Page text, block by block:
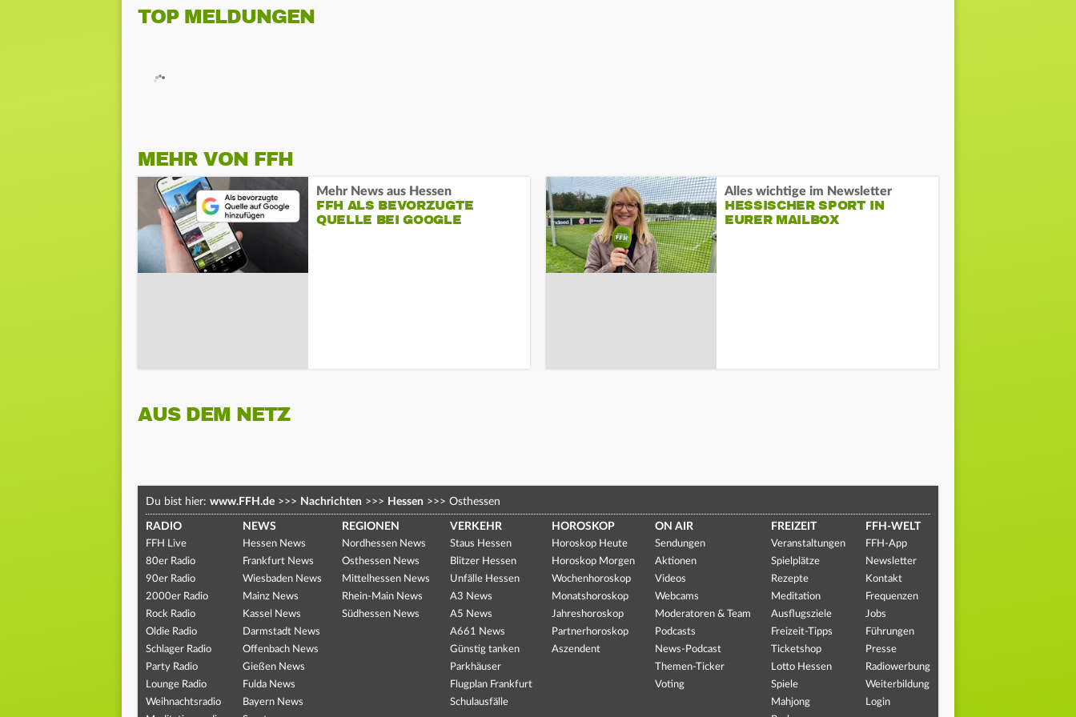
TOP MELDUNGEN
MEHR VON FFH
Mehr News aus Hessen
FFH ALS BEVORZUGTE
QUELLE BEI GOOGLE
Alles wichtige im Newsletter
HESSISCHER SPORT IN
EURER MAILBOX
AUS DEM NETZ
Du bist hier: www.FFH.de >>> Nachrichten >>> Hessen >>> Osthessen
RADIO
FFH Live
80er Radio
90er Radio
2000er Radio
Rock Radio
Oldie Radio
Schlager Radio
Party Radio
Lounge Radio
Weihnachtsradio
NEWS
Hessen News
Frankfurt News
Wiesbaden News
Mainz News
Kassel News
Darmstadt News
Offenbach News
Gießen News
Fulda News
Bayern News
REGIONEN
Nordhessen News
Osthessen News
Mittelhessen News
Rhein-Main News
Südhessen News
VERKEHR
Staus Hessen
Blitzer Hessen
Unfälle Hessen
A3 News
A5 News
A661 News
Günstig tanken
Parkhäuser
Flugplan Frankfurt
Schulausfälle
HOROSKOP
Horoskop Heute
Horoskop Morgen
Wochenhoroskop
Monatshoroskop
Jahreshoroskop
Partnerhoroskop
Aszendent
ON AIR
Sendungen
Aktionen
Videos
Webcams
Moderatoren & Team
Podcasts
News-Podcast
Themen-Ticker
Voting
FREIZEIT
Veranstaltungen
Spielplätze
Rezepte
Meditation
Ausflugsziele
Freizeit-Tipps
Ticketshop
Lotto Hessen
Spiele
Mahjong
FFH-WELT
FFH-App
Newsletter
Kontakt
Frequenzen
Jobs
Führungen
Presse
Radiowerbung
Weiterbildung
Login